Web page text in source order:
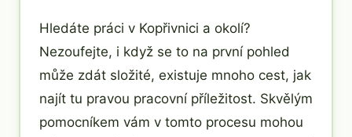
Hledáte práci v Kopřivnici a okolí?
Nezoufejte, i když se to na první pohled
může zdát složité, existuje mnoho cest, jak
najít tu pravou pracovní příležitost. Skvělým
pomocníkem vám v tomto procesu mohou